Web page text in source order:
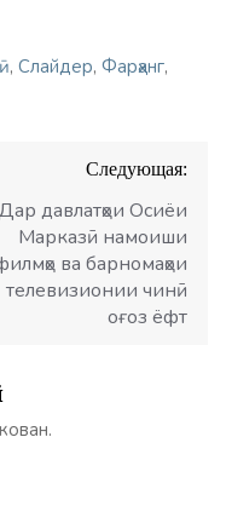
, Слайдер, Фарҳанг,
Следующая:
давлатҳои Осиёи
Марказӣ намоиши
ва барномаҳои
телевизионии чинӣ
оғоз ёфт